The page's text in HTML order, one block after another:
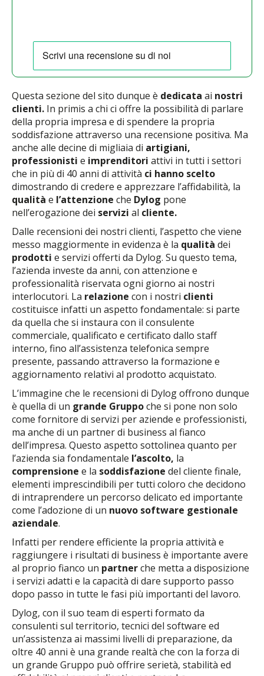
Questa sezione del sito dunque è dedicata ai nostri
clienti. In primis a chi ci offre la possibilità di parlare
della propria impresa e di spendere la propria
soddisfazione attraverso una recensione positiva. Ma
anche alle decine di migliaia di artigiani,
professionisti e imprenditori attivi in tutti i settori
che in più di 40 anni di attività ci hanno scelto
dimostrando di credere e apprezzare l’affidabilità, la
qualità e l’attenzione che Dylog pone
nell’erogazione dei servizi al cliente.
Dalle recensioni dei nostri clienti, l’aspetto che viene
messo maggiormente in evidenza è la qualità dei
prodotti e servizi offerti da Dylog. Su questo tema,
l’azienda investe da anni, con attenzione e
professionalità riservata ogni giorno ai nostri
interlocutori. La relazione con i nostri clienti
costituisce infatti un aspetto fondamentale: si parte
da quella che si instaura con il consulente
commerciale, qualificato e certificato dallo staff
interno, fino all’assistenza telefonica sempre
presente, passando attraverso la formazione e
aggiornamento relativi al prodotto acquistato.
L’immagine che le recensioni di Dylog offrono dunque
è quella di un grande Gruppoche si pone non solo
come fornitore di servizi per aziende e professionisti,
ma anche di un partner di business al fianco
dell’impresa. Questo aspetto sottolinea quanto per
l’azienda sia fondamentale l’ascolto, la
comprensione e la soddisfazione del cliente finale,
elementi imprescindibili per tutti coloro che decidono
di intraprendere un percorso delicato ed importante
come l’adozione di un nuovo software gestionale
aziendale.
Infatti per rendere efficiente la propria attività e
raggiungere i risultati di business è importante avere
al proprio fianco un partnerche metta a disposizione
i servizi adatti e la capacità di dare supporto passo
dopo passo in tutte le fasi più importanti del lavoro.
Dylog, con il suo team di esperti formato da
consulenti sul territorio, tecnici del software ed
un’assistenza ai massimi livelli di preparazione, da
oltre 40 anni è una grande realtà che con la forza di
un grande Gruppo può offrire serietà, stabilità ed